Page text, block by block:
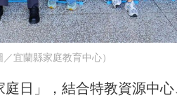
／宜蘭縣家庭教育中心）
日」，結合特教資源中